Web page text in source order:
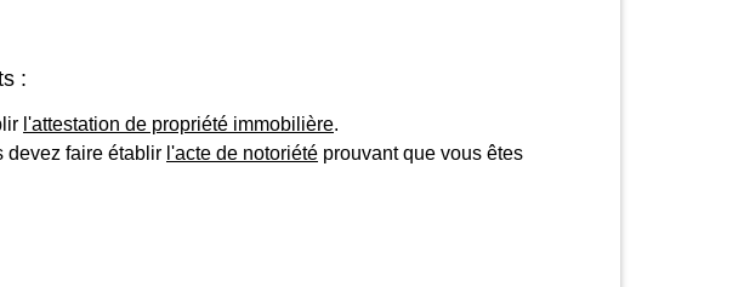
:
l'attestation de propriété immobilière.
devez faire établir l'acte de notoriété prouvant que vous êtes